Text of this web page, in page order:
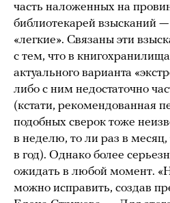
часть наложенных на
библиотекарей взысканий
«легкие». Связаны эти
с тем, что в
актуального варианта
либо с ним недостаточно
(кстати, рекомендованная
подобных сверок тоже
в неделю, то ли раз в
в год). Однако более
ожидать в любой момент.
можно исправить, создав